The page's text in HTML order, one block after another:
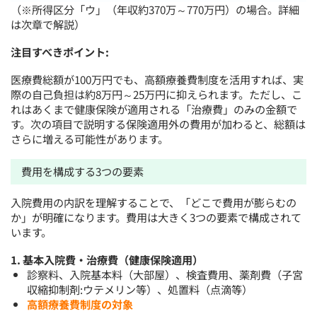
（※所得区分「ウ」（年収約370万～770万円）の場合。詳細
は次章で解説）
注目すべきポイント:
医療費総額が100万円でも、高額療養費制度を活用すれば、実
際の自己負担は約8万円～25万円に抑えられます。ただし、こ
れはあくまで健康保険が適用される「治療費」のみの金額で
す。次の項目で説明する保険適用外の費用が加わると、総額は
さらに増える可能性があります。
費用を構成する3つの要素
入院費用の内訳を理解することで、「どこで費用が膨らむの
か」が明確になります。費用は大きく3つの要素で構成されて
います。
1. 基本入院費・治療費（健康保険適用）
診察料、入院基本料（大部屋）、検査費用、薬剤費（子宮
収縮抑制剤:ウテメリン等）、処置料（点滴等）
高額療養費制度の対象